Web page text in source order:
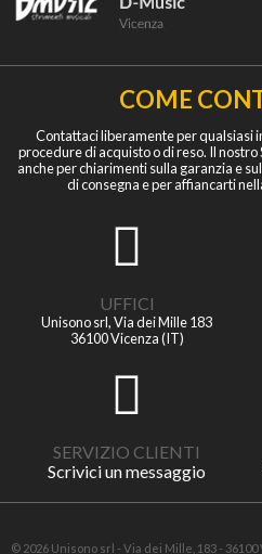
COME
Contattaci liberamente per qualsiasi
procedure di acquisto o di reso. Il
anche per chiarimenti sulla garanzia e
di consegna e per affiancarti
UFFICI
Unisono srl, Via dei Mille 183
36100 Vicenza (IT)
SERVIZIO CLIENTI
Scrivici un messaggio
© 2026 Unisono srl - Via dei Mille, 183 - 36100